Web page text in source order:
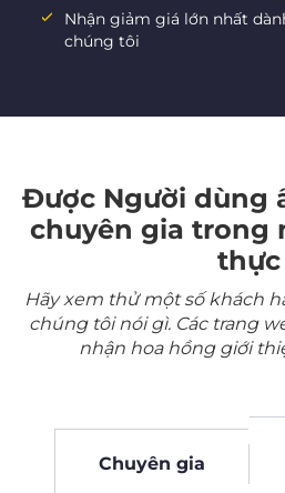
Nhận giảm giá lớn nhất
chúng tôi
Được Người dùng
chuyên gia trong
thực
Hãy xem thử một số khách
chúng tôi nói gì. Các trang
nhận hoa hồng giới
Chuyên gia